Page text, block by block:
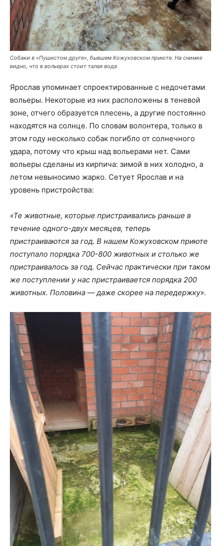
Собаки в «Пушистом друге», бывшем Кожуховском приюте. На снимке
видно, что в вольерах стоит талая вода
Ярослав упоминает спроектированные с недочетами
вольеры. Некоторые из них расположены в теневой
зоне, отчего образуется плесень, а другие постоянно
находятся на солнце. По словам волонтера, только в
этом году несколько собак погибло от солнечного
удара, потому что крыш над вольерами нет. Сами
вольеры сделаны из кирпича: зимой в них холодно, а
летом невыносимо жарко. Сетует Ярослав и на
уровень пристройства:
«Те животные, которые пристраивались раньше в
течение одного-двух месяцев, теперь
пристраиваются за год. В нашем Кожуховском приюте
поступало порядка 700-800 животных и столько же
пристраивалось за год. Сейчас практически при таком
же поступлении у нас пристраивается порядка 200
животных. Половина — даже скорее на передержку».